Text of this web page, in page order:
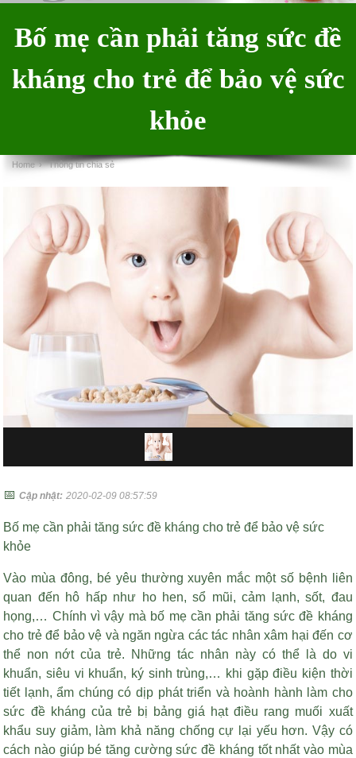
Bố mẹ cần phải tăng sức đề
kháng cho trẻ để bảo vệ sức
khỏe
Home › Thông tin chia sẻ
📅Cập nhật: 2020-02-09 08:57:59
Bố mẹ cần phải tăng sức đề kháng cho trẻ để bảo vệ sức
khỏe
Vào mùa đông, bé yêu thường xuyên mắc một số bệnh liên
quan đến hô hấp như ho hen, sổ mũi, cảm lạnh, sốt, đau
họng,… Chính vì vậy mà bố mẹ cần phải tăng sức đề kháng
cho trẻ để bảo vệ và ngăn ngừa các tác nhân xâm hại đến cơ
thể non nớt của trẻ. Những tác nhân này có thể là do vi
khuẩn, siêu vi khuẩn, ký sinh trùng,… khi gặp điều kiện thời
tiết lạnh, ẩm chúng có dịp phát triển và hoành hành làm cho
sức đề kháng của trẻ bị bảng giá hạt điều rang muối xuất
khẩu suy giảm, làm khả năng chống cự lại yếu hơn. Vậy có
cách nào giúp bé tăng cường sức đề kháng tốt nhất vào mùa